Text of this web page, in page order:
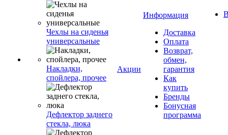
Чехлы на сиденья
универсальные
Накладки,
спойлера, прочее
Дефлектор заднего
стекла, люка
Акции
Информация
Доставка
Оплата
Возврат,
обмен,
гарантия
Как
купить
Бренды
Бонусная
программа